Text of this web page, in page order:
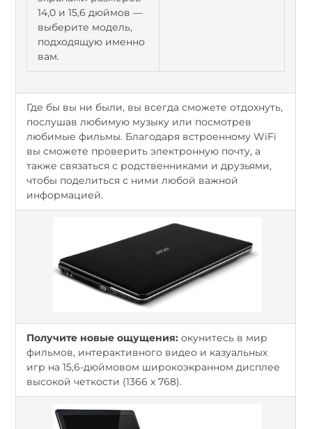
14,0 и 15,6 дюймов —
выберите модель,
подходящую именно
вам.
Где бы вы ни были, вы всегда сможете отдохнуть,
послушав любимую музыку или посмотрев
любимые фильмы. Благодаря встроенному WiFi
вы сможете проверить электронную почту, а
также связаться с родственниками и друзьями,
чтобы поделиться с ними любой важной
информацией.
Получите новые ощущения: окунитесь в мир
фильмов, интерактивного видео и казуальных
игр на 15,6-дюймовом широкоэкранном дисплее
высокой четкости (1366 x 768).